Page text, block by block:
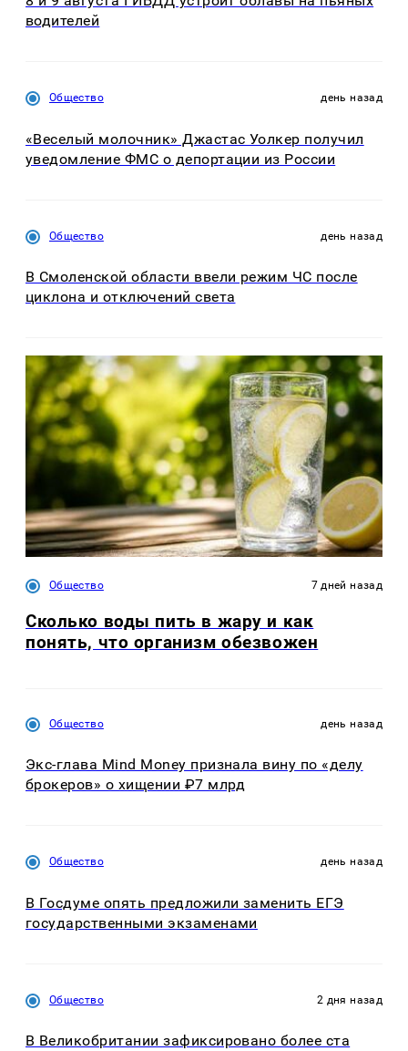
водителей
Общество день назад
«Веселый молочник» Джастас Уолкер получил
уведомление ФМС о депортации из России
Общество день назад
В Смоленской области ввели режим ЧС после
циклона и отключений света
Общество 7 дней назад
Сколько воды пить в жару и как
понять, что организм обезвожен
Общество день назад
Экс-глава Mind Money признала вину по «делу
брокеров» о хищении ₽7 млрд
Общество день назад
В Госдуме опять предложили заменить ЕГЭ
государственными экзаменами
Общество 2 дня назад
В Великобритании зафиксировано более ста